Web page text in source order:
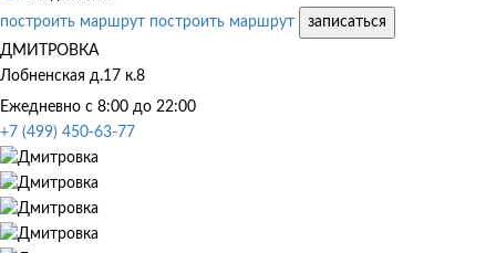
построить маршрут построить маршрут
записаться
ДМИТРОВКА
Лобненская д.17 к.8
Ежедневно с 8:00 до 22:00
+7 (499) 450-63-77